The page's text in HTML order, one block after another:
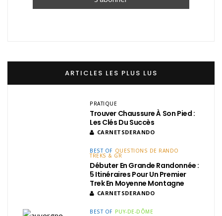
ARTICLES LES PLUS LUS
PRATIQUE
Trouver Chaussure À Son Pied :
Les Clés Du Succès
CARNETSDERANDO
BEST OF QUESTIONS DE RANDO
TREKS & GR
Débuter En Grande Randonnée :
5 Itinéraires Pour Un Premier
Trek En Moyenne Montagne
CARNETSDERANDO
BEST OF PUY-DE-DÔME